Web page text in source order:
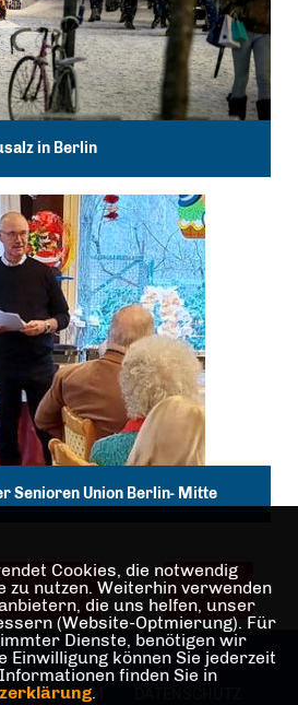
in Berlin
Senioren Union Berlin- Mitte
BEITRÄGE MEHR
IMPRESSUM
Cookies, die notwendig
zu nutzen. Weiterhin verwenden
die uns helfen, unser
(Website-Optmierung). Für
Dienste, benötigen wir
Einwilligung können Sie jederzeit
finden Sie in
.